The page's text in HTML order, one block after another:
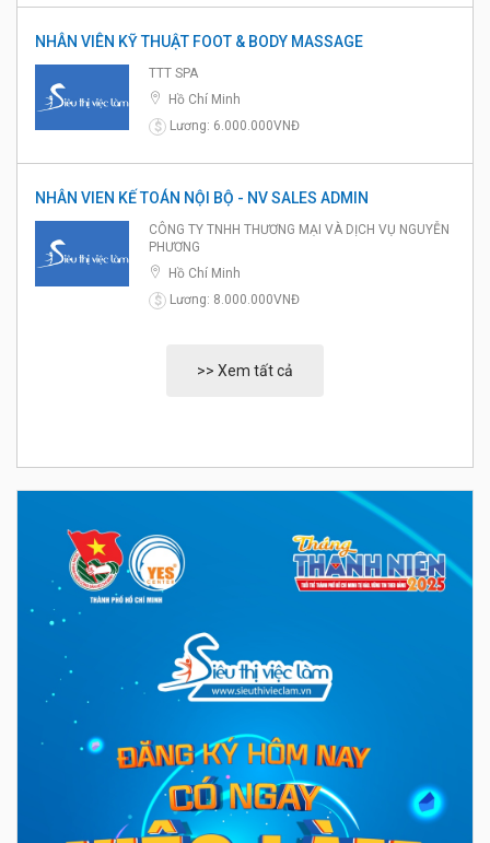
NHÂN VIÊN KỸ THUẬT FOOT & BODY MASSAGE
TTT SPA
Hồ Chí Minh
$
Lương: 6.000.000VNĐ
NHÂN VIEN KẾ TOÁN NỘI BỘ - NV SALES ADMIN
CÔNG TY TNHH THƯƠNG MẠI VÀ DỊCH VỤ NGUYỄN
PHƯƠNG
Hồ Chí Minh
$
Lương: 8.000.000VNĐ
>> Xem tất cả